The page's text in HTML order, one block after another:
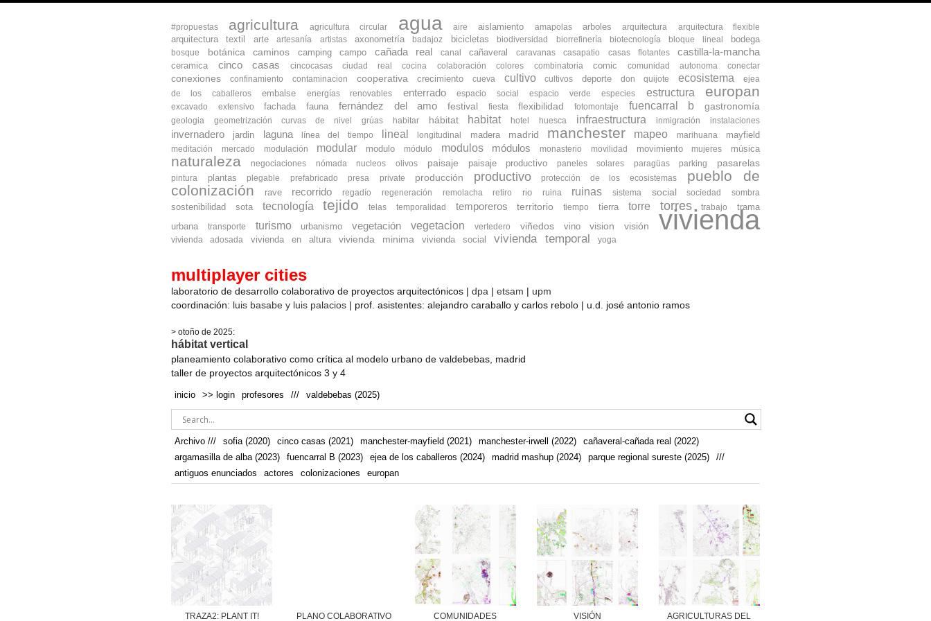
#propuestas agricultura agricultura circular agua aire aislamiento amapolas arboles arquitectura arquitectura flexible
arquitectura textil arte artesanía artistas axonometría badajoz bicicletas biodiversidad biorrefinería biotecnología bloque lineal bodega
bosque botánica caminos camping campo cañada real canal cañaveral caravanas casapatio casas flotantes castilla-la-mancha
ceramica cinco casas cincocasas ciudad real cocina colaboración colores combinatoria comic comunidad autonoma conectar
conexiones confinamiento contaminacion cooperativa crecimiento cueva cultivo cultivos deporte don quijote ecosistema
ejea
de los caballeros
embalse energías renovables enterrado espacio social espacio verde especies estructura europan
excavado extensivo fachada fauna fernández del amo festival fiesta flexibilidad fotomontaje fuencarral b gastronomía
geologia geometrización curvas de nivel grúas habitar hábitat habitat hotel huesca infraestructura inmigración instalaciones
invernadero jardin laguna línea del tiempo lineal longitudinal madera madrid manchester mapeo marihuana mayfield
meditación mercado modulación modular modulo módulo modulos módulos monasterio movilidad movimiento mujeres música
naturaleza negociaciones nómada nucleos olivos paisaje paisaje productivo paneles solares paragüas parking pasarelas
pintura plantas plegable prefabricado presa private producción productivo protección de los ecosistemas
pueblo de
colonización
rave recorrido regadío regeneración remolacha retiro rio ruina ruinas sistema social sociedad sombra
sostenibilidad sota tecnología tejido telas temporalidad temporeros territorio tiempo tierra torre torres trabajo
trama
urbana
transporte turismo urbanismo vegetación vegetacion vertedero viñedos vino vision visión vivienda
vivienda adosada vivienda en altura vivienda minima vivienda social vivienda temporal yoga
multiplayer cities
laboratorio de desarrollo colaborativo de proyectos arquitectónicos | dpa | etsam | upm
coordinación: luis basabe y luis palacios | prof. asistentes: alejandro caraballo y carlos rebolo | u.d. josé antonio ramos
> otoño de 2025:
hábitat vertical
planeamiento colaborativo como crítica al modelo urbano de valdebebas, madrid
taller de proyectos arquitectónicos 3 y 4
inicio >> login profesores /// valdebebas (2025)
Archivo /// sofia (2020) cinco casas (2021) manchester-mayfield (2021) manchester-irwell (2022)
cañaveral-cañada real (2022)
argamasilla de alba (2023)
fuencarral B (2023) ejea de los caballeros (2024) madrid mashup (2024) parque regional sureste (2025)
///
antiguos enunciados
actores colonizaciones europan
TRAZA2: PLANT IT! PLANO COLABORATIVO COMUNIDADES VISIÓN AGRICULTURAS DEL